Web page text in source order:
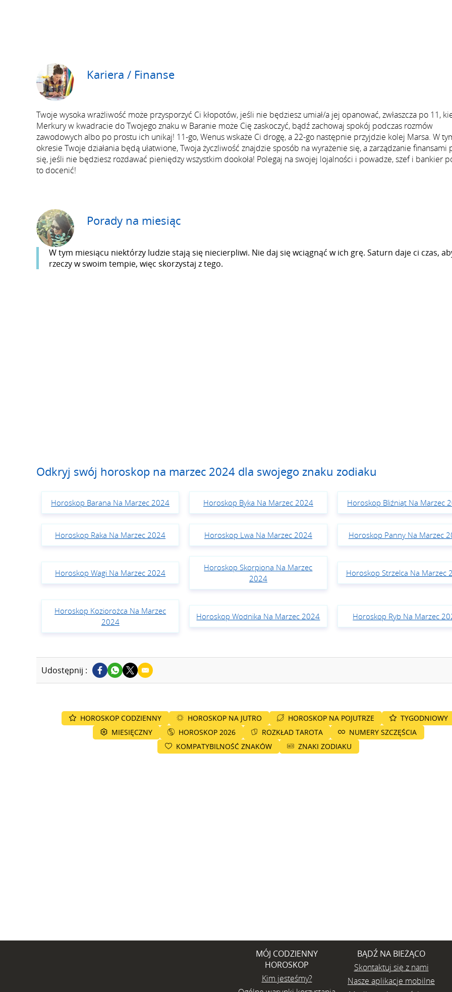
Kariera / Finanse
Twoje wysoka wrażliwość może przysporzyć Ci kłopotów, jeśli nie będziesz umiał/a jej opanować, zwłaszcza po 11,
Merkury w kwadracie do Twojego znaku w Baranie może Cię zaskoczyć, bądź zachowaj spokój podczas rozmów
zawodowych albo po prostu ich unikaj! 11-go, Wenus wskaże Ci drogę, a 22-go następnie przyjdzie kolej Marsa. W
okresie Twoje działania będą ułatwione, Twoja życzliwość znajdzie sposób na wyrażenie się, a zarządzanie finansami
się, jeśli nie będziesz rozdawać pieniędzy wszystkim dookoła! Polegaj na swojej lojalności i powadze, szef i bankier
to docenić!
Porady na miesiąc
W tym miesiącu niektórzy ludzie stają się niecierpliwi. Nie daj się wciągnąć w ich grę. Saturn daje ci czas,
rzeczy w swoim tempie, więc skorzystaj z tego.
Odkryj swój horoskop na marzec 2024 dla swojego znaku zodiaku
Horoskop Barana Na Marzec 2024 Horoskop Byka Na Marzec 2024 Horoskop Bliźniąt Na Marzec
Horoskop Raka Na Marzec 2024 Horoskop Lwa Na Marzec 2024 Horoskop Panny Na Marzec
Horoskop Wagi Na Marzec 2024
Horoskop Skorpiona Na Marzec
2024
Horoskop Strzelca Na Marzec
Horoskop Koziorożca Na Marzec
2024
Horoskop Wodnika Na Marzec 2024 Horoskop Ryb Na Marzec
Udostępnij :
HOROSKOP CODZIENNY HOROSKOP NA JUTRO HOROSKOP NA POJUTRZE
TYGODNIOWY
MIESIĘCZNY
HOROSKOP 2026 ROZKŁAD TAROTA
NUMERY SZCZĘŚCIA
KOMPATYBILNOŚĆ ZNAKÓW
ZNAKI ZODIAKU
MÓJ CODZIENNY
HOROSKOP
Kim jesteśmy?
BĄDŹ NA BIEŻĄCO
Skontaktuj się z nami
Nasze aplikacje mobilne